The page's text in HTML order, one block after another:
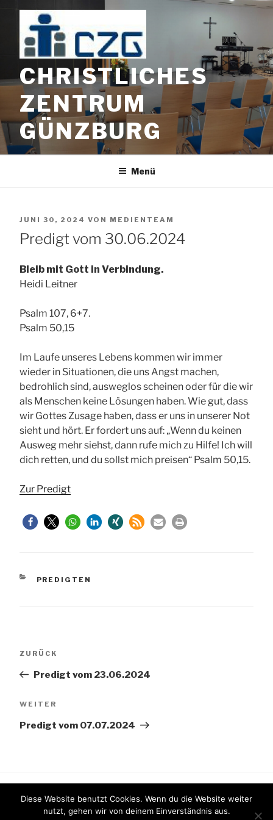
springen
CHRISTLICHES
ZENTRUM
GÜNZBURG
Menü
VERÖFFENTLICHT
AM
JUNI 30, 2024 VON MEDIENTEAM
Predigt vom 30.06.2024
Bleib mit Gott in Verbindung.
Heidi Leitner
Psalm 107, 6+7.
Psalm 50,15
Im Laufe unseres Lebens kommen wir immer
wieder in Situationen, die uns Angst machen,
bedrohlich sind, ausweglos scheinen oder für die wir
als Menschen keine Lösungen haben. Wie gut, dass
wir Gottes Zusage haben, dass er uns in unserer Not
sieht und hört. Er fordert uns auf: „Wenn du keinen
Ausweg mehr siehst, dann rufe mich zu Hilfe! Ich will
dich retten, und du sollst mich preisen“ Psalm 50,15.
Zur Predigt
KATEGORIEN
PREDIGTEN
Vorheriger
ZURÜCK
Predigt vom 23.06.2024
Nächster
WEITER
Predigt vom 07.07.2024
Diese Website benutzt Cookies. Wenn du die Website weiter
nutzt, gehen wir von deinem Einverständnis aus.